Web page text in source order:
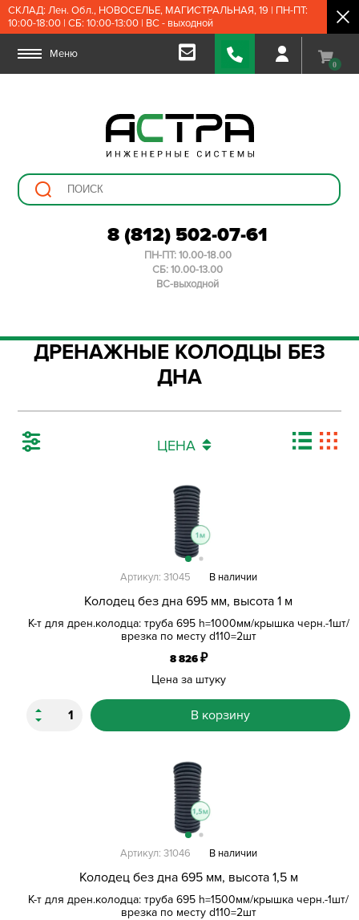
СКЛАД: Лен. Обл., НОВОСЕЛЬЕ, МАГИСТРАЛЬНАЯ, 19 | ПН-ПТ:
10:00-18:00 | СБ: 10:00-13:00 | ВС - выходной
Меню
0
8 (812) 502-07-61
ПН-ПТ: 10.00-18.00
СБ: 10.00-13.00
ВС-выходной
ДРЕНАЖНЫЕ КОЛОДЦЫ БЕЗ
ДНА
ЦЕНА
Колодец без дна 695 мм, высота 1 м
К-т для дрен.колодца: труба 695 h=1000мм/крышка черн.-1шт/
врезка по месту d110=2шт
Артикул: 31045 В наличии
8 826₽
Цена за штуку
В корзину
Колодец без дна 695 мм, высота 1,5 м
К-т для дрен.колодца: труба 695 h=1500мм/крышка черн.-1шт/
врезка по месту d110=2шт
Артикул: 31046 В наличии